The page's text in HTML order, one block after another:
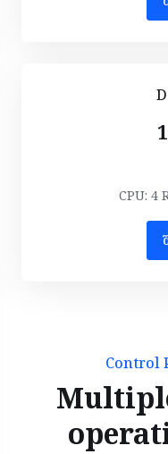
CPU: 4
Control